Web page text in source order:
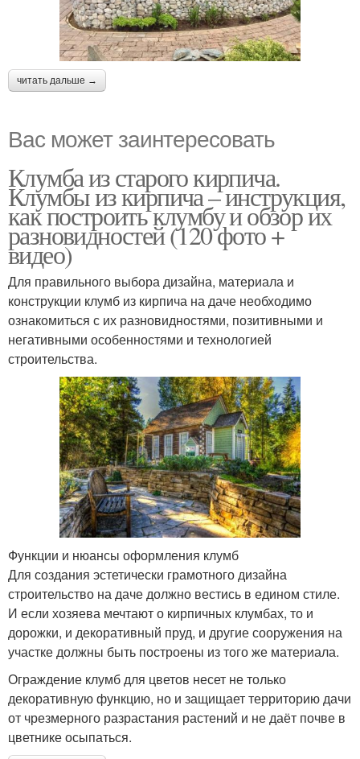
читать дальше →
Вас может заинтересовать
Клумба из старого кирпича.
Клумбы из кирпича – инструкция,
как построить клумбу и обзор их
разновидностей (120 фото +
видео)
Для правильного выбора дизайна, материала и
конструкции клумб из кирпича на даче необходимо
ознакомиться с их разновидностями, позитивными и
негативными особенностями и технологией
строительства.
Функции и нюансы оформления клумб
Для создания эстетически грамотного дизайна
строительство на даче должно вестись в едином стиле.
И если хозяева мечтают о кирпичных клумбах, то и
дорожки, и декоративный пруд, и другие сооружения на
участке должны быть построены из того же материала.
Ограждение клумб для цветов несет не только
декоративную функцию, но и защищает территорию дачи
от чрезмерного разрастания растений и не даёт почве в
цветнике осыпаться.